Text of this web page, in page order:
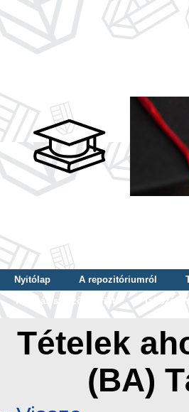
Nyitólap A repozitóriumról
Tallózás szerző szerint
Tallózás
Tételek
(BA)